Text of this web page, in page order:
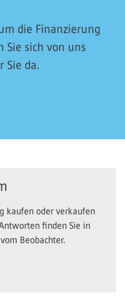
die Finanzierung
Sie sich von uns
Sie da.
kaufen oder verkaufen
finden Sie in
Beobachter.